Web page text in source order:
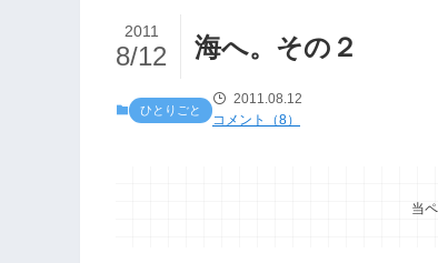
海へ。その２
2011
8/12
ひとりごと
2011.08.12
コメント（8）
当